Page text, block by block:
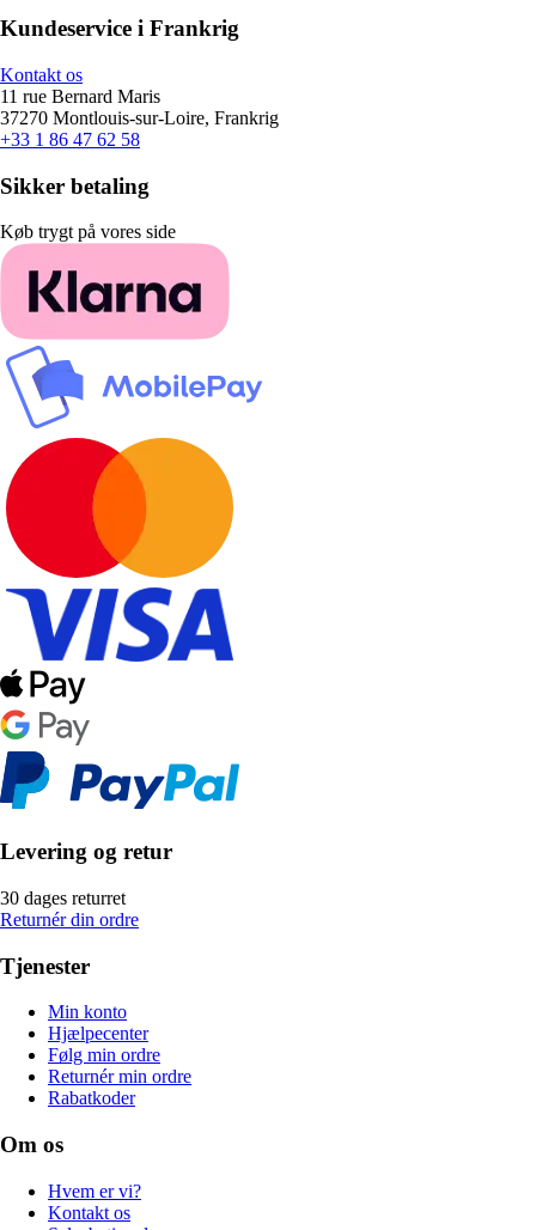
Kundeservice i Frankrig
Kontakt os
11 rue Bernard Maris
37270 Montlouis-sur-Loire, Frankrig
+33 1 86 47 62 58
Sikker betaling
Køb trygt på vores side
Levering og retur
30 dages returret
Returnér din ordre
Tjenester
Min konto
Hjælpecenter
Følg min ordre
Returnér min ordre
Rabatkoder
Om os
Hvem er vi?
Kontakt os